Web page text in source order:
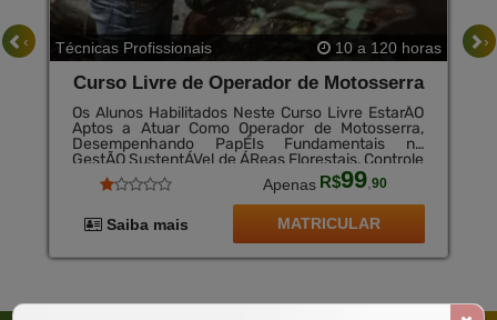
Técnicas Profissionais 10 a 120 horas
Curso Livre de Operador de Motosserra
Os Alunos Habilitados Neste Curso Livre EstarÃO
Aptos a Atuar Como Operador de Motosserra,
Desempenhando PapÉIs Fundamentais na
GestÃO SustentÁVel de ÁReas Florestais, Controle
de Pragas e Manejo de VegetaÇÃO Urbana. Seja
Trabalhando na IndÚStria Florestal, na PrestaÇÃO
de ServiÇOs de Corte e Poda de ÁRvores, Ou na
GestÃO Ambiental, os Profissionais Formados
TerÃO as Habilidades NecessÁRias para Garantir a
Apenas R$99, 90
Saiba mais MATRICULAR
‹ ›